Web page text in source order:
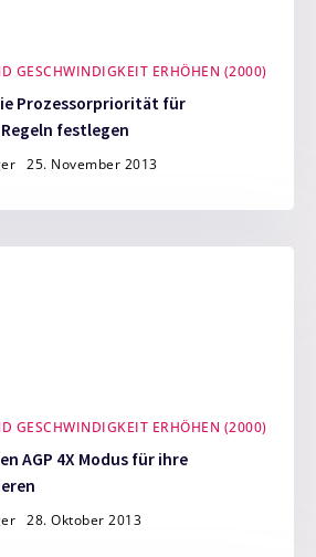
GESCHWINDIGKEIT ERHÖHEN (2000)
Prozessorpriorität für
festlegen
25. November 2013
GESCHWINDIGKEIT ERHÖHEN (2000)
AGP 4X Modus für ihre
28. Oktober 2013